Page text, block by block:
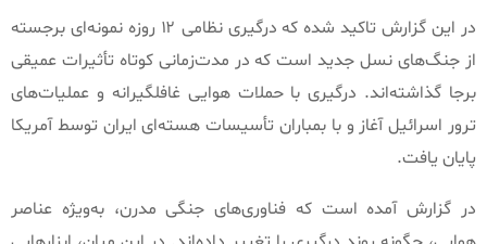
در این گزارش تاکید شده که درگیری نظامی ۱۲ روزه نمونه‌ای برجسته
از جنگ‌های نسل جدید است که در مدت‌زمانی کوتاه تأثیرات عمیقی
برجا گذاشته‌اند. درگیری با حملات هوایی غافلگیرانه و عملیات‌های
ترور اسرائیل آغاز و با بمباران تأسیسات هسته‌ای ایران توسط آمریکا
پایان یافت.
در گزارش آمده است که فناوری‌های جنگی مدرن، به‌ویژه عناصر